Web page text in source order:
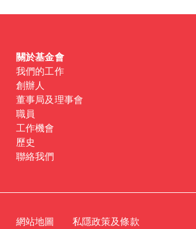
關於基金會
我們的工作
創辦人
董事局及理事會
職員
工作機會
歷史
聯絡我們
網站地圖 私隱政策及條款